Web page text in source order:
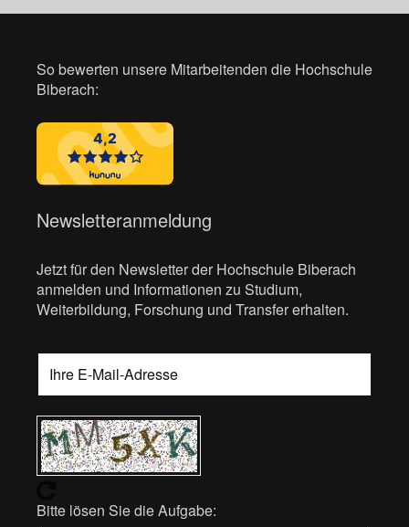
So bewerten unsere Mitarbeitenden die Hochschule
Biberach:
Newsletteranmeldung
Jetzt für den Newsletter der Hochschule Biberach
anmelden und Informationen zu Studium,
Weiterbildung, Forschung und Transfer erhalten.
Bitte lösen Sie die Aufgabe: